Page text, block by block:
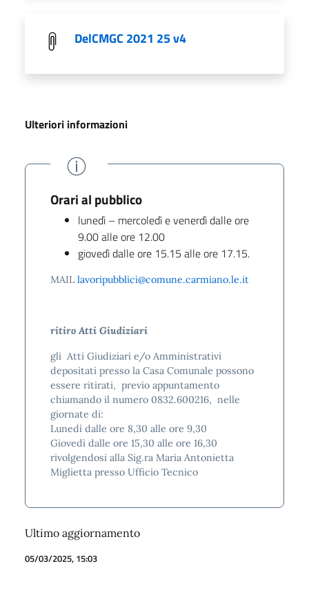
DelCMGC 2021 25 v4
Ulteriori informazioni
Orari al pubblico
lunedì – mercoledì e venerdì dalle ore
9.00 alle ore 12.00
giovedì dalle ore 15.15 alle ore 17.15.
MAIL lavoripubblici@comune.carmiano.le.it
ritiro Atti Giudiziari
gli Atti Giudiziari e/o Amministrativi
depositati presso la Casa Comunale possono
essere ritirati, previo appuntamento
chiamando il numero 0832.600216, nelle
giornate di:
Lunedì dalle ore 8,30 alle ore 9,30
Giovedì dalle ore 15,30 alle ore 16,30
rivolgendosi alla Sig.ra Maria Antonietta
Miglietta presso Ufficio Tecnico
Ultimo aggiornamento
05/03/2025, 15:03